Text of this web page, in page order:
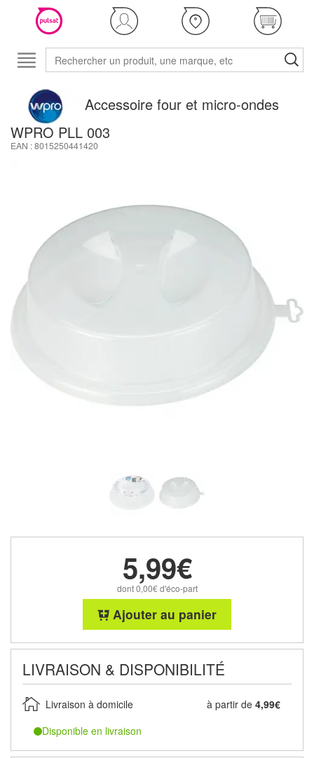
Accessoire four et micro-ondes
WPRO PLL 003
EAN : 8015250441420
5,99€
dont 0,00€ d'éco-part
Ajouter au panier
LIVRAISON & DISPONIBILITÉ
Livraison à domicile à partir de 4,99€
Disponible en livraison